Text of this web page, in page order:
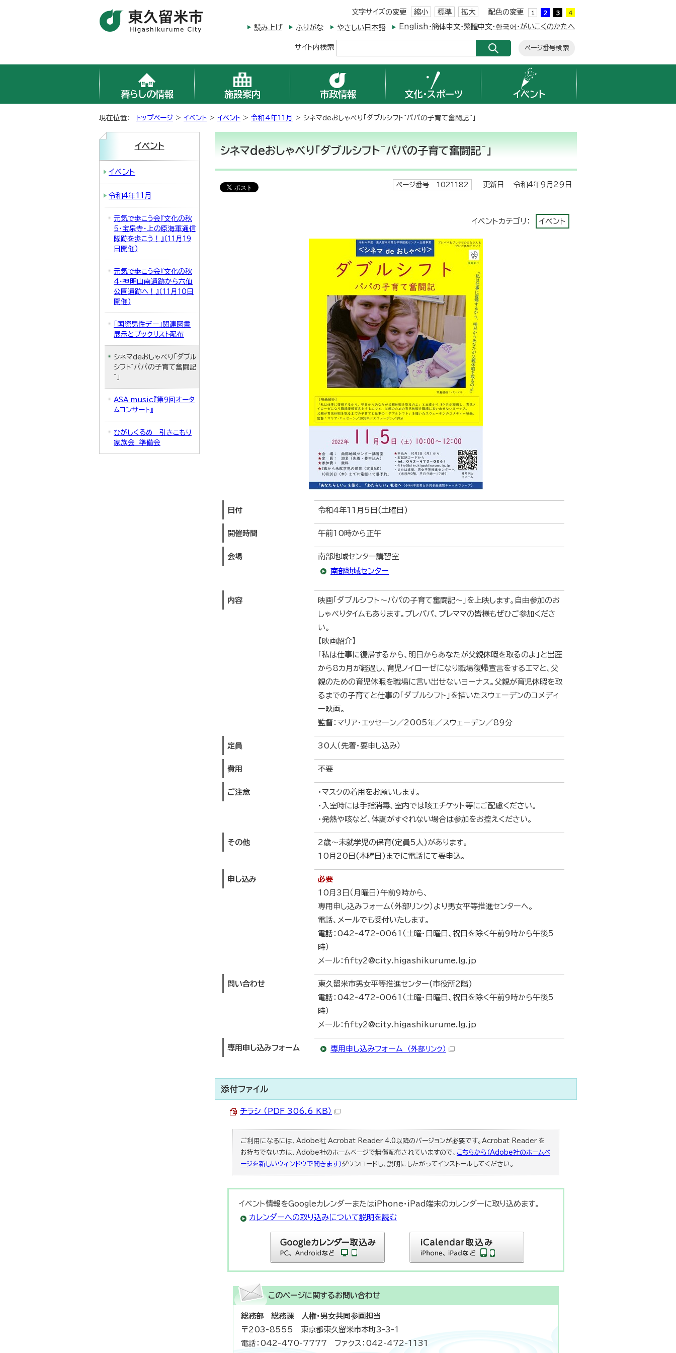
文字サイズの変更 縮小 標準 拡大 配色の変更
読み上げ ふりがな やさしい日本語 English・簡体中文・繁體中文・한국어・がいこくのかたへ
サイト内検索 ページ番号検索
暮らしの情報 施設案内 市政情報 文化・スポーツ イベント
現在位置： トップページ > イベント > イベント >令和4年11月 > シネマdeおしゃべり「ダブルシフト~パパの子育て奮闘記~」
シネマdeおしゃべり「ダブルシフト~パパの子育て奮闘記~」
ページ番号 1021182 更新日 令和4年9月29日
イベントカテゴリ： イベント
日付 令和4年11月5日(土曜日)
開催時間 午前10時から正午
会場
南部地域センター講習室
南部地域センター
内容
映画「ダブルシフト～パパの子育て奮闘記～」を上映します。自由参加のお
しゃべりタイムもあります。プレパパ、プレママの皆様もぜひご参加くださ
い。
【映画紹介】
「私は仕事に復帰するから、明日からあなたが父親休暇を取るのよ」と出産
から8カ月が経過し、育児ノイローゼになり職場復帰宣言をするエマと、父
親のための育児休暇を職場に言い出せないヨーナス。父親が育児休暇を取
るまでの子育てと仕事の「ダブルシフト」を描いたスウェーデンのコメディ
ー映画。
監督：マリア・エッセーン／2005年／スウェーデン／89分
定員 30人（先着・要申し込み）
費用 不要
ご注意
・マスクの着用をお願いします。
・入室時には手指消毒、室内では咳エチケット等にご配慮ください。
・発熱や咳など、体調がすぐれない場合は参加をお控えください。
その他
2歳～未就学児の保育(定員5人)があります。
10月20日(木曜日)までに電話にて要申込。
申し込み
必要
10月3日（月曜日）午前9時から、
専用申し込みフォーム（外部リンク）より男女平等推進センターへ。
電話、メールでも受付いたします。
電話：042‐472‐0061（土曜・日曜日、祝日を除く午前9時から午後5
時）
メール：fifty2@city.higashikurume.lg.jp
問い合わせ
東久留米市男女平等推進センター(市役所2階)
電話：042‐472‐0061（土曜・日曜日、祝日を除く午前9時から午後5
時）
メール：fifty2@city.higashikurume.lg.jp
専用申し込みフォーム 専用申し込みフォーム （外部リンク）
添付ファイル
チラシ （PDF 306.6 KB）
ご利用になるには、Adobe社 Acrobat Reader 4.0以降のバージョンが必要です。Acrobat Reader を
お持ちでない方は、Adobe社のホームページで無償配布されていますので、 こちらから（Adobe社のホームペ
ージを新しいウィンドウで開きます）ダウンロードし、説明にしたがってインストールしてください。
イベント情報をGoogleカレンダーまたはiPhone・iPad端末のカレンダーに取り込めます。
カレンダーへの取り込みについて説明を読む
このページに関するお問い合わせ
総務部 総務課 人権・男女共同参画担当
〒203-8555 東京都東久留米市本町3-3-1
電話：042-470-7777 ファクス：042-472-1131
イベント
イベント
令和4年11月
元気で歩こう会『文化の秋
5・宝泉寺・上の原海軍通信
隊跡を歩こう！』（11月19
日開催）
元気で歩こう会『文化の秋
4・神明山南遺跡から六仙
公園遺跡へ！』（11月10日
開催）
「国際男性デー」関連図書
展示とブックリスト配布
シネマdeおしゃべり「ダブル
シフト~パパの子育て奮闘記
~」
ASA music『第9回オータ
ムコンサート』
ひがしくるめ 引きこもり
家族会 準備会